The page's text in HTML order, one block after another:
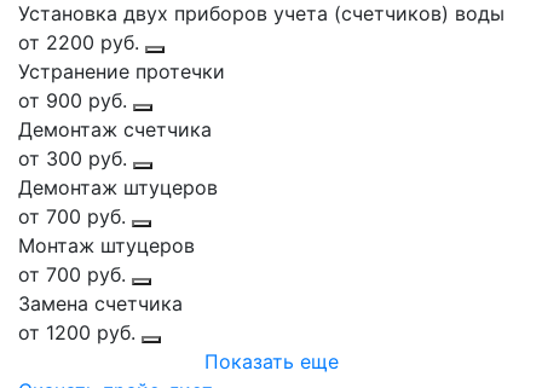
Установка двух приборов учета (счетчиков) воды
от 2200 руб.
Устранение протечки
от 900 руб.
Демонтаж счетчика
от 300 руб.
Демонтаж штуцеров
от 700 руб.
Монтаж штуцеров
от 700 руб.
Замена счетчика
от 1200 руб.
Показать еще